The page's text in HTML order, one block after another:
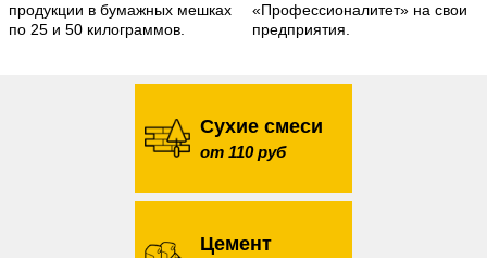
продукции в бумажных мешках
по 25 и 50 килограммов.
«Профессионалитет» на свои
предприятия.
Сухие смеси
от 110 руб
Цемент